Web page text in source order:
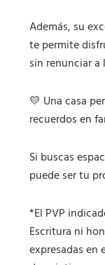
Además, su
te permite
sin renunciar a
💛 Una casa
recuerdos en
Si buscas
puede ser tu
*El PVP
Escritura ni
expresadas en